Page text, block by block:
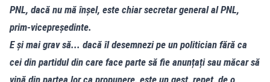
PNL, dacă nu mă înșel, este chiar secretar general al PNL,
prim-vicepreședinte.
E și mai grav să... dacă îl desemnezi pe un politician fără ca
cei din partidul din care face parte să fie anunțați sau măcar să